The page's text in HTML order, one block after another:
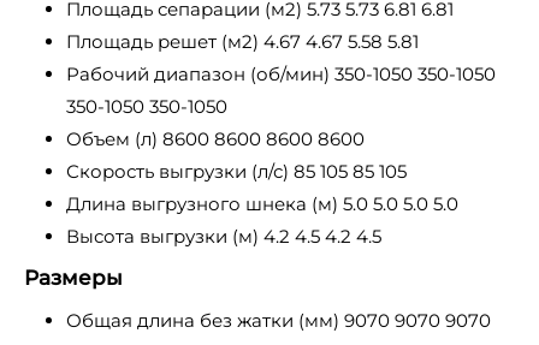
Площадь сепарации (м2) 5.73 5.73 6.81 6.81
Площадь решет (м2) 4.67 4.67 5.58 5.81
Рабочий диапазон (об/мин) 350-1050 350-1050
350-1050 350-1050
Объем (л) 8600 8600 8600 8600
Скорость выгрузки (л/с) 85 105 85 105
Длина выгрузного шнека (м) 5.0 5.0 5.0 5.0
Высота выгрузки (м) 4.2 4.5 4.2 4.5
Размеры
Общая длина без жатки (мм) 9070 9070 9070